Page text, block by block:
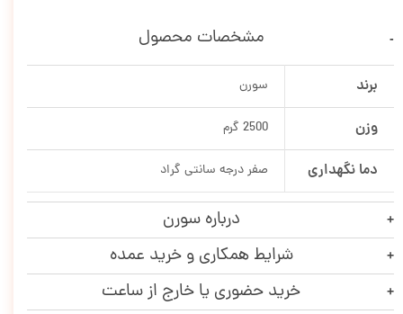
مشخصات محصول
برند سورن
وزن 2500 گرم
دما نگهداری صفر درجه سانتی گراد
درباره سورن
شرایط همکاری و خرید عمده
خرید حضوری یا خارج از ساعت